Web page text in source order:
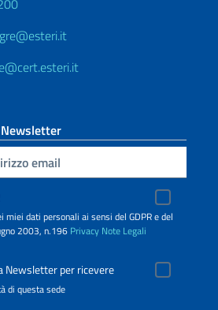
dati personali ai sensi del GDPR e del
2003, n.196 Privacy Note Legali
Newsletter per ricevere
di questa sede